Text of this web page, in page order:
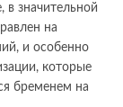
в значительной
на
и особенно
которые
бременем на